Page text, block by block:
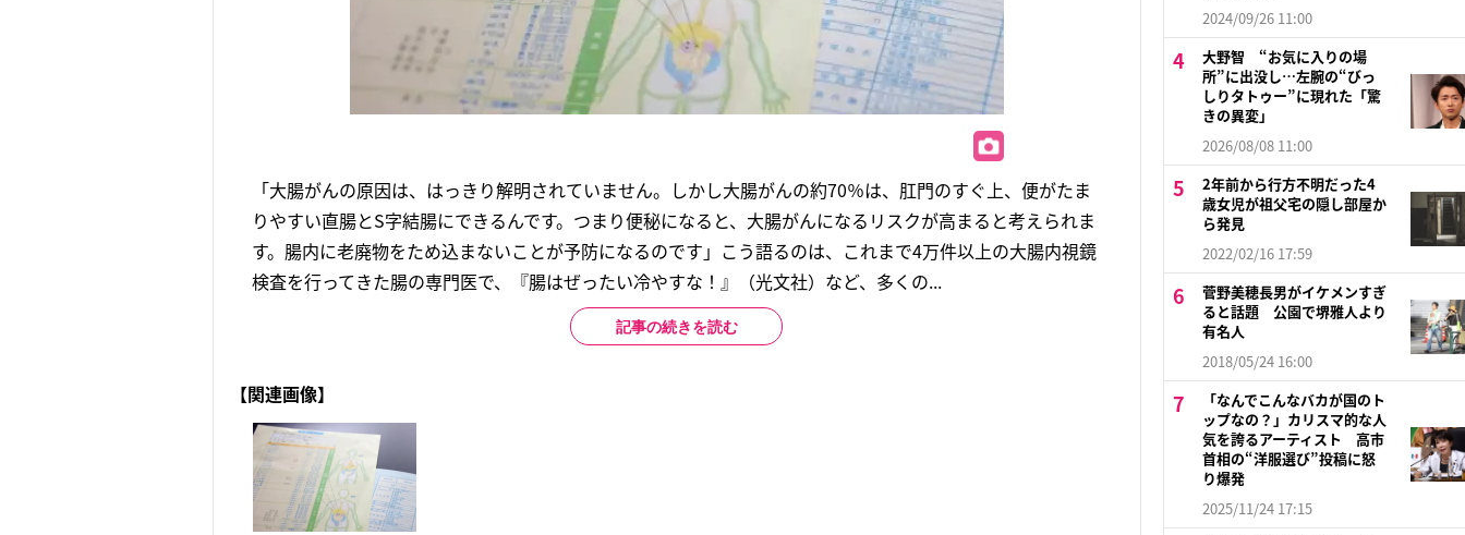
「大腸がんの原因は、はっきり解明されていません。しかし大腸がんの約70％は、肛門のすぐ上、便がたま
りやすい直腸とS字結腸にできるんです。つまり便秘になると、大腸がんになるリスクが高まると考えられま
す。腸内に老廃物をため込まないことが予防になるのです」こう語るのは、これまで4万件以上の大腸内視鏡
検査を行ってきた腸の専門医で、『腸はぜったい冷やすな！』（光文社）など、多くの...
記事の続きを読む
【関連画像】
2024/09/26 11:00
大野智 “お気に入りの場
所”に出没し…左腕の“びっ
しりタトゥー”に現れた「驚
きの異変」
2026/08/08 11:00
2年前から行方不明だった4
歳女児が祖父宅の隠し部屋か
ら発見
2022/02/16 17:59
菅野美穂長男がイケメンすぎ
ると話題 公園で堺雅人より
有名人
2018/05/24 16:00
「なんでこんなバカが国のト
ップなの？」カリスマ的な人
気を誇るアーティスト 高市
首相の“洋服選び”投稿に怒
り爆発
2025/11/24 17:15